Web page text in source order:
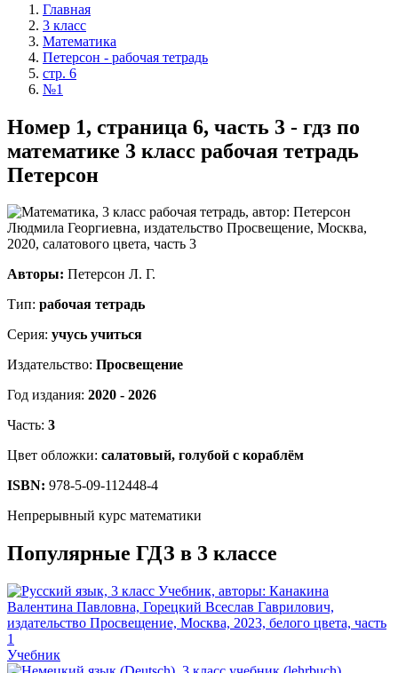
Главная
3 класс
Математика
Петерсон - рабочая тетрадь
стр. 6
№1
Номер 1, страница 6, часть 3 - гдз по
математике 3 класс рабочая тетрадь
Петерсон
Авторы: Петерсон Л. Г.
Тип: рабочая тетрадь
Серия: учусь учиться
Издательство: Просвещение
Год издания: 2020 - 2026
Часть: 3
Цвет обложки: салатовый, голубой с кораблём
ISBN: 978-5-09-112448-4
Непрерывный курс математики
Популярные ГДЗ в 3 классе
Учебник